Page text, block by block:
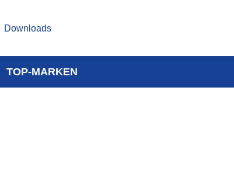
Downloads
TOP-MARKEN